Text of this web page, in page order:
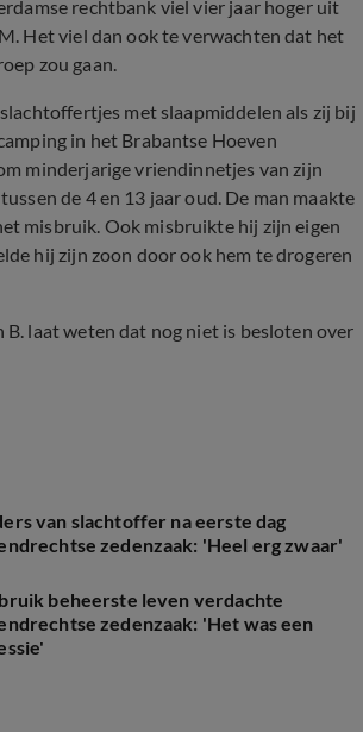
rechtbank viel vier jaar hoger uit
Het viel dan ook te verwachten dat het
zou gaan.
met slaapmiddelen als zij bij
in het Brabantse Hoeven
minderjarige vriendinnetjes van zijn
de 4 en 13 jaar oud. De man maakte
misbruik. Ook misbruikte hij zijn eigen
hij zijn zoon door ook hem te drogeren
B. laat weten dat nog niet is besloten over
van slachtoffer na eerste dag
zedenzaak: 'Heel erg zwaar'
beheerste leven verdachte
zedenzaak: 'Het was een